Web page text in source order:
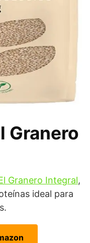
Granero
Granero Integral,
ideal para